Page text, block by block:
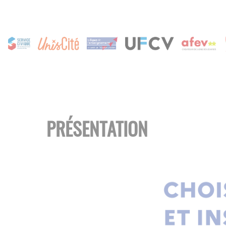
PRÉSENTATION